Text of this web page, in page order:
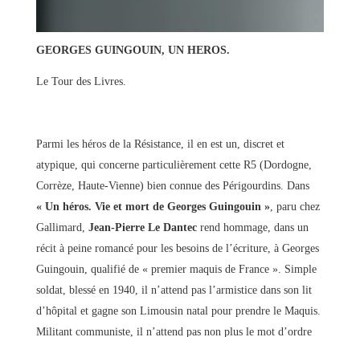
GEORGES GUINGOUIN, UN HEROS.
Le Tour des Livres.
Parmi les héros de la Résistance, il en est un, discret et
atypique, qui concerne particulièrement cette R5 (Dordogne,
Corrèze, Haute-Vienne) bien connue des Périgourdins. Dans
« Un héros. Vie et mort de Georges Guingouin », paru chez
Gallimard, Jean-Pierre Le Dantecrend hommage, dans un
récit à peine romancé pour les besoins de l’écriture, à Georges
Guingouin, qualifié de « premier maquis de France ». Simple
soldat, blessé en 1940, il n’attend pas l’armistice dans son lit
d’hôpital et gagne son Limousin natal pour prendre le Maquis.
Militant communiste, il n’attend pas non plus le mot d’ordre